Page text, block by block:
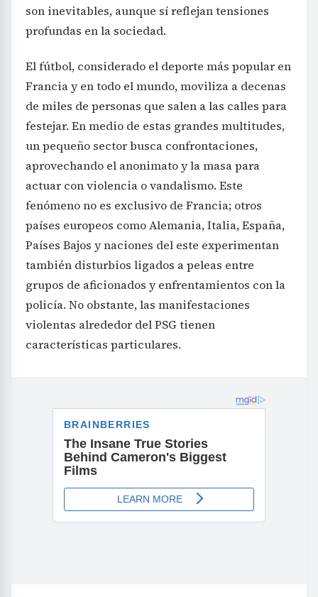
son inevitables, aunque sí reflejan tensiones
profundas en la sociedad.
El fútbol, considerado el deporte más popular en
Francia y en todo el mundo, moviliza a decenas
de miles de personas que salen a las calles para
festejar. En medio de estas grandes multitudes,
un pequeño sector busca confrontaciones,
aprovechando el anonimato y la masa para
actuar con violencia o vandalismo. Este
fenómeno no es exclusivo de Francia; otros
países europeos como Alemania, Italia, España,
Países Bajos y naciones del este experimentan
también disturbios ligados a peleas entre
grupos de aficionados y enfrentamientos con la
policía. No obstante, las manifestaciones
violentas alrededor del PSG tienen
características particulares.